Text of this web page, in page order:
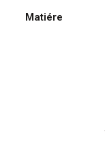
Matiére